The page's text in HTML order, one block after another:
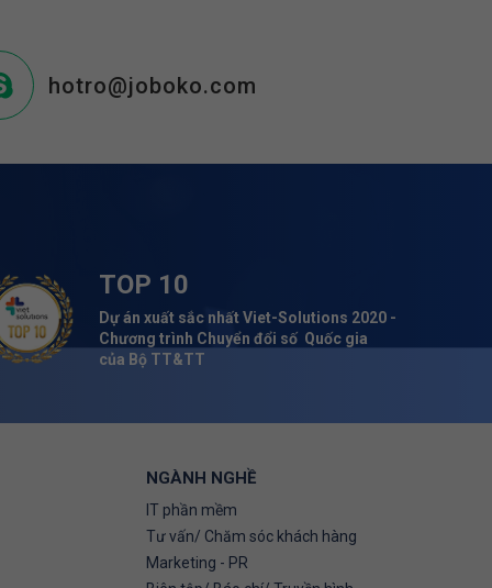
hotro@joboko.com
TOP 10
Dự án xuất sắc nhất Viet-Solutions 2020 -
Chương trình Chuyển đổi số Quốc gia
của Bộ TT&TT
NGÀNH NGHỀ
IT phần mềm
Tư vấn/ Chăm sóc khách hàng
Marketing - PR